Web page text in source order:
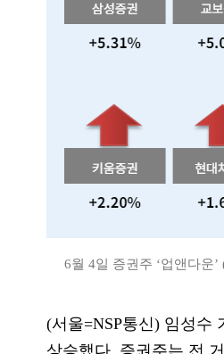
6월 4일 증권주 ‘업앤다운
(서울=NSP통신) 임성수
상승했다. 증권주는 전